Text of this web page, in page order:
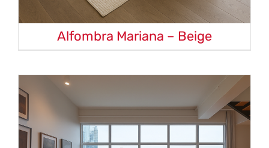
Alfombra Mariana – Beige